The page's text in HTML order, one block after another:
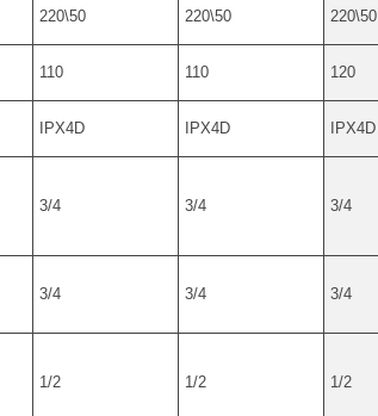
220\50 220\50 220\50
110 110 120
IPX4D IPX4D IPX4D
3/4 3/4 3/4
3/4 3/4 3/4
1/2 1/2 1/2